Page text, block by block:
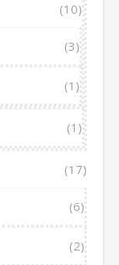
(10)
(3)
(1)
(1)
(17)
(6)
(2)